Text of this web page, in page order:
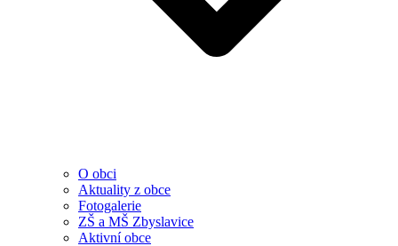
O obci
Aktuality z obce
Fotogalerie
ZŠ a MŠ Zbyslavice
Aktivní obce